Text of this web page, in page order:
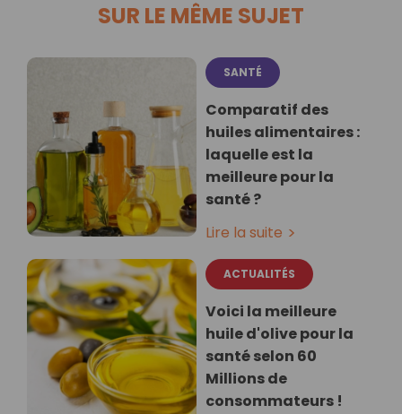
SUR LE MÊME SUJET
SANTÉ
Comparatif des
huiles alimentaires :
laquelle est la
meilleure pour la
santé ?
Lire la suite
ACTUALITÉS
Voici la meilleure
huile d'olive pour la
santé selon 60
Millions de
consommateurs !